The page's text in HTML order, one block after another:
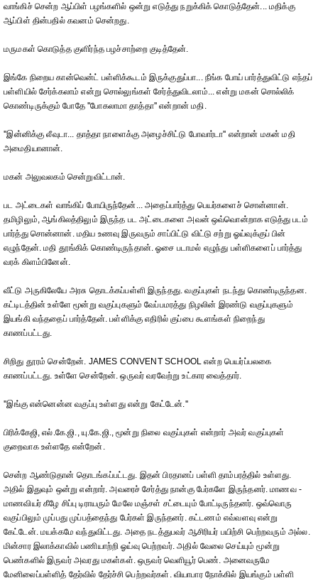
வாங்கிச் சென்ற ஆப்பிள் பழங்களில் ஒன்று எடுத்து நறுக்கிக் கொடுத்தேன்... மதிக்கு
ஆப்பிள் தின்பதில் கவனம் சென்றது.
மருமகள் கொடுத்த குளிர்ந்த பழச்சாற்றை குடித்தேன்.
இங்கே நிறைய கான்வென்ட் பள்ளிக்கூடம் இருக்குதுப்பா... நீங்க போய் பார்த்துவிட்டு எந்தப்
பள்ளியில் சேர்க்கலாம் என்று சொல்லுங்கள் சேர்த்துவிடலாம்... என்று மகன் சொல்லிக்
கொண்டிருக்கும் போதே ''போகலாமா தாத்தா'' என்றான் மதி.
''இன்னிக்கு லீவுடா... தாத்தா நாளைக்கு அழைச்சிட்டு போவார்டா'' என்றான் மகன் மதி
அமைதியானான்.
மகன் அலுவலகம் சென்றுவிட்டான்.
பட அட்டைகள் வாங்கிப் போயிருந்தேன்... அதைப்பார்த்து பெயர்களைச் சொன்னான்.
தமிழிலும், ஆங்கிலத்திலும் இருந்த பட அட்டைகளை அவன் ஒவ்வொன்றாக எடுத்து படம்
பார்த்து சொன்னான். மதிய உணவு இருவரும் சாப்பிட்டு விட்டு சற்று ஓய்வுக்குப் பின்
எழுந்தேன். மதி தூங்கிக் கொண்டிருந்தான். ஓசை படாமல் எழுந்து பள்ளிகளைப் பார்த்து
வரக் கிளம்பினேன்.
வீட்டு அருகிலேயே அரசு தொடக்கப்பள்ளி இருந்தது. வகுப்புகள் நடந்து கொண்டிருந்தன.
கட்டிடத்தின் உள்ளே மூன்று வகுப்புகளும் வேப்பமரத்து நிழலின் இரண்டு வகுப்புகளும்
இயங்கி வந்ததைப் பார்த்தேன். பள்ளிக்கு எதிரில் குப்பை கூளங்கள் நிறைந்து
காணப்பட்டது.
சிறிது தூரம் சென்றேன். JAMES CONVENT SCHOOL என்ற பெயர்ப்பலகை
காணப்பட்டது. உள்ளே சென்றேன். ஒருவர் வரவேற்று உட்கார வைத்தார்.
''இங்கு என்னென்ன வகுப்பு உள்ளது என்று கேட்டேன்.''
பிரிக்கேஜி, எல்.கே.ஜி., யு.கே.ஜி., மூன்று நிலை வகுப்புகள் என்றார் அவர் வகுப்புகள்
குறைவாக உள்ளதே என்றேன்.
சென்ற ஆண்டுதான் தொடங்கப்பட்டது. இதன் பிரதானப் பள்ளி தாம்பரத்தில் உள்ளது.
அதில் இதுவும் ஒன்று என்றார். அவரைச் சேர்த்து நான்கு பேர்களே இருந்தனர். மாணவ -
மாணவியர் கீழே சிப்பு டிராயரும் மேலே மஞ்சள் சட்டையும் போட்டிருந்தனர். ஒவ்வொரு
வகுப்பிலும் முப்பது முப்பத்தைந்து பேர்கள் இருந்தனர். கட்டணம் எவ்வளவு என்று
கேட்டேன். மயக்கமே வந்துவிட்டது. அதை நடத்துபவர் ஆசிரியர் பயிற்சி பெற்றவரும் அல்ல.
மின்சார இலாக்காவில் பணியாற்றி ஓய்வு பெற்றவர். அதில் வேலை செய்யும் மூன்று
பெண்களில் இருவர் அவரது மகள்கள். ஒருவர் வெளியூர் பெண். அனைவருமே
மேனிலைப்பள்ளித் தேர்வில் தேர்ச்சி பெற்றவர்கள். வியாபார நோக்கில் இயங்கும் பள்ளி